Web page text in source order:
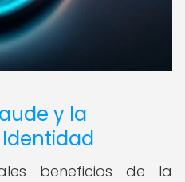
y la
beneficios de la